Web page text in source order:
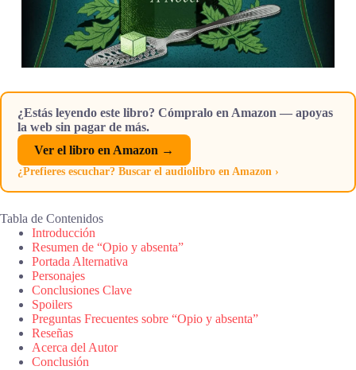
¿Estás leyendo este libro? Cómpralo en Amazon — apoyas
la web sin pagar de más.
Ver el libro en Amazon →
¿Prefieres escuchar? Buscar el audiolibro en Amazon ›
Tabla de Contenidos
Introducción
Resumen de “Opio y absenta”
Portada Alternativa
Personajes
Conclusiones Clave
Spoilers
Preguntas Frecuentes sobre “Opio y absenta”
Reseñas
Acerca del Autor
Conclusión